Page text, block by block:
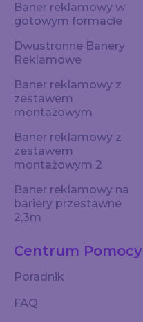
Baner reklamowy w
gotowym formacie
Dwustronne Banery
Reklamowe
Baner reklamowy z
zestawem
montażowym
Baner reklamowy z
zestawem
montażowym 2
Baner reklamowy na
bariery przestawne
2,3m
Centrum Pomocy
Poradnik
FAQ